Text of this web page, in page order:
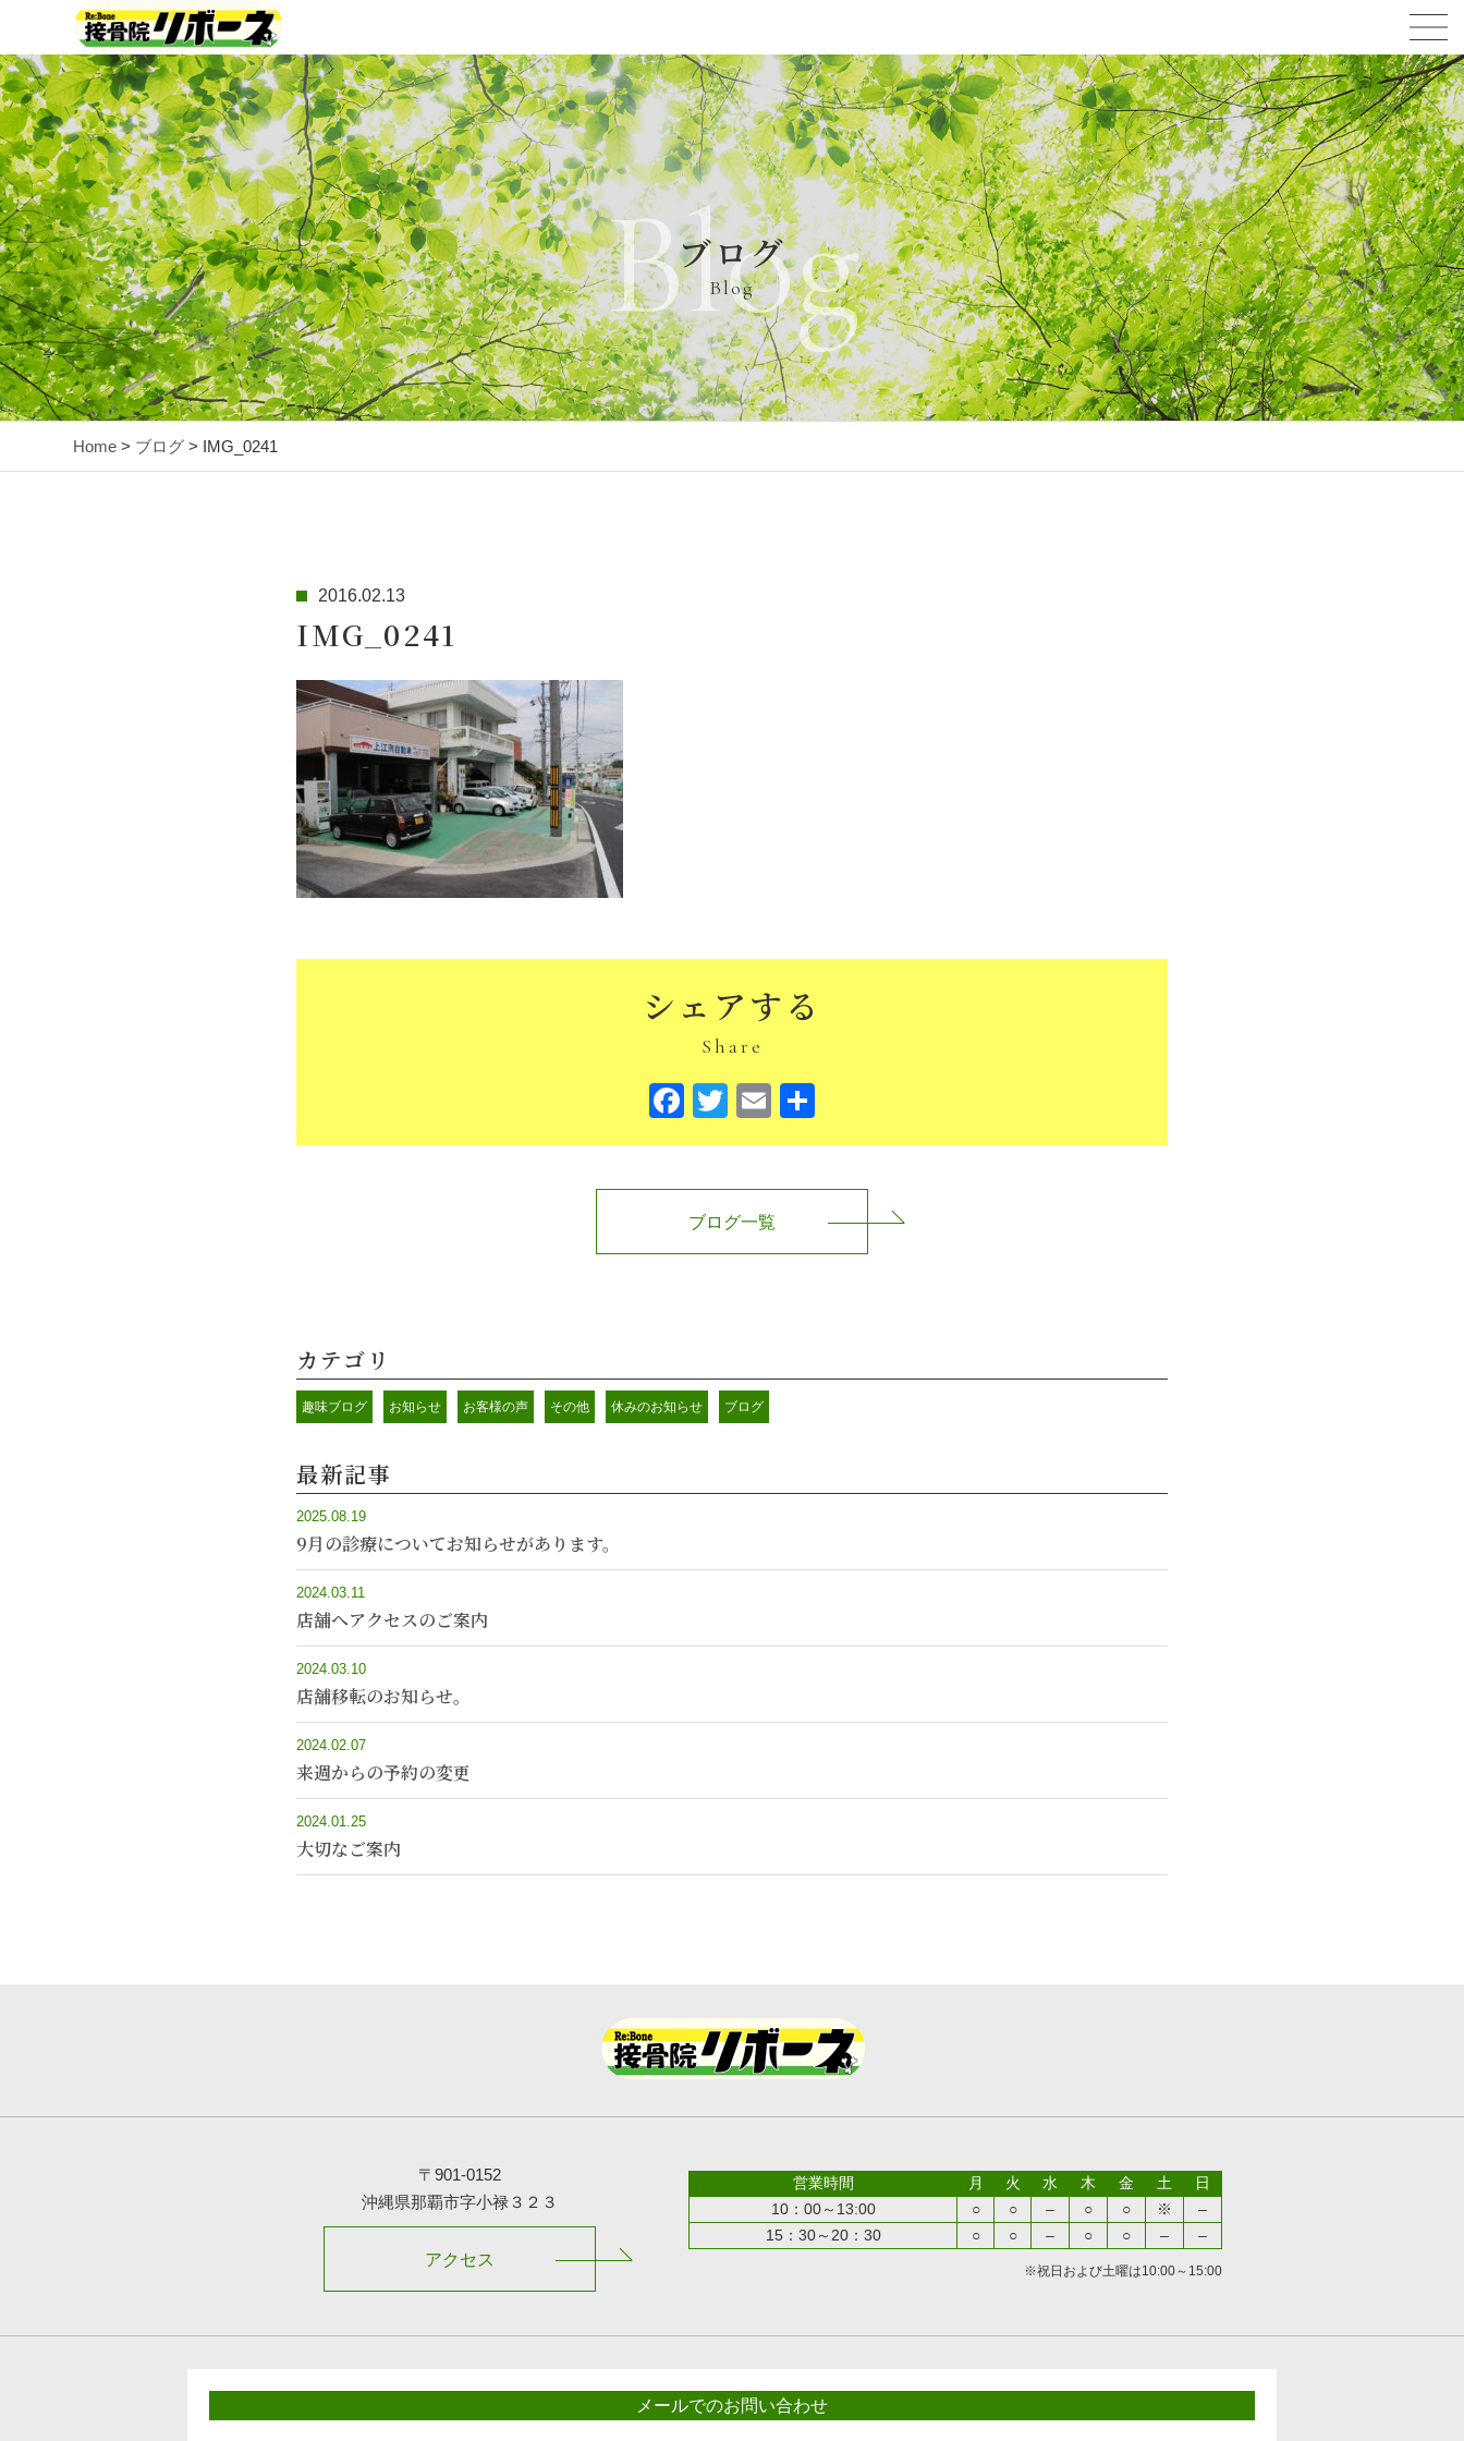
ブログ
Blog
Blog
Home > ブログ > IMG_0241
2016.02.13
IMG_0241
シェアする
Share
Facebook
TwitterEmail
有
ブログ一覧
カテゴリ
趣味ブログ お知らせ お客様の声 その他 休みのお知らせ ブログ
最新記事
2025.08.19
9月の診療についてお知らせがあります。
2024.03.11
店舗へアクセスのご案内
2024.03.10
店舗移転のお知らせ。
2024.02.07
来週からの予約の変更
2024.01.25
大切なご案内
〒901-0152
沖縄県那覇市字小禄３２３
アクセス
営業時間 月 火 水 木 金 土
日
10：00～13:00
○ ○ – ○ ○ ※
–
15：30～20：30
○ ○ – ○ ○ – –
※祝日および土曜は10:00～15:00
メールでのお問い合わせ